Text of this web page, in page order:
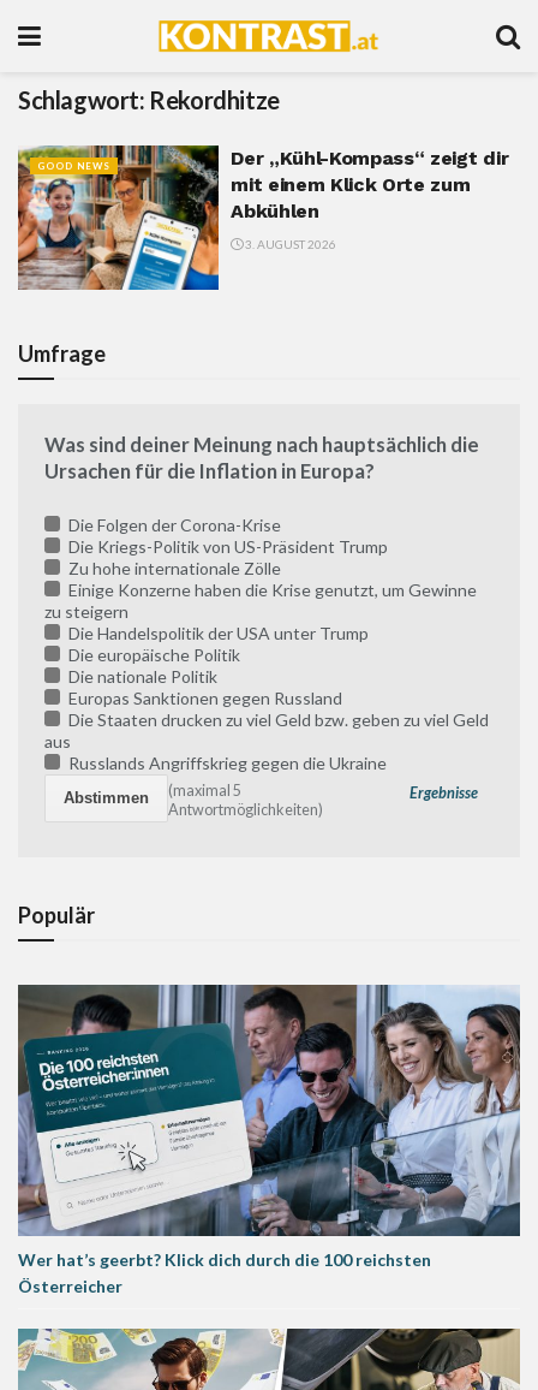
Schlagwort: Rekordhitze
GOOD NEWS
Der „Kühl-Kompass“ zeigt dir
mit einem Klick Orte zum
Abkühlen
3. AUGUST 2026
Umfrage
Was sind deiner Meinung nach hauptsächlich die
Ursachen für die Inflation in Europa?
Die Folgen der Corona-Krise
Die Kriegs-Politik von US-Präsident Trump
Zu hohe internationale Zölle
Einige Konzerne haben die Krise genutzt, um Gewinne
zu steigern
Die Handelspolitik der USA unter Trump
Die europäische Politik
Die nationale Politik
Europas Sanktionen gegen Russland
Die Staaten drucken zu viel Geld bzw. geben zu viel Geld
aus
Russlands Angriffskrieg gegen die Ukraine
Ergebnisse
(maximal 5
Antwortmöglichkeiten)
Populär
Wer hat’s geerbt? Klick dich durch die 100 reichsten
Österreicher